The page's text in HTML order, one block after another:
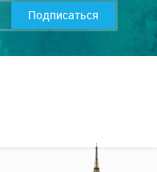
Подписаться